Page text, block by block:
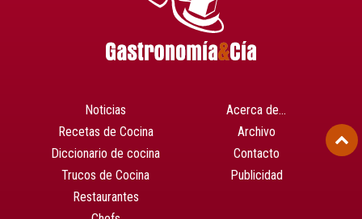
Noticias
Recetas de Cocina
Diccionario de cocina
Trucos de Cocina
Restaurantes
Acerca de…
Archivo
Contacto
Publicidad